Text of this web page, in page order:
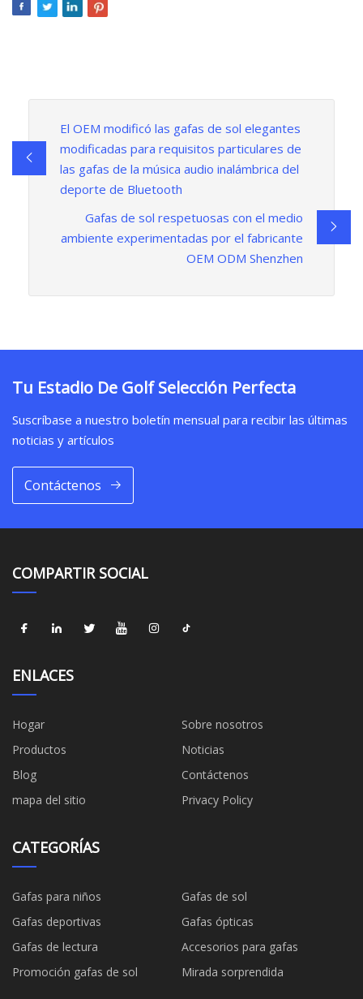
El OEM modificó las gafas de sol elegantes
modificadas para requisitos particulares de
las gafas de la música audio inalámbrica del
deporte de Bluetooth
Gafas de sol respetuosas con el medio
ambiente experimentadas por el fabricante
OEM ODM Shenzhen
Tu Estadio De Golf Selección Perfecta
Suscríbase a nuestro boletín mensual para recibir las últimas
noticias y artículos
Contáctenos
COMPARTIR SOCIAL
ENLACES
Hogar
Sobre nosotros
Productos
Noticias
Blog
Contáctenos
mapa del sitio
Privacy Policy
CATEGORÍAS
Gafas para niños
Gafas de sol
Gafas deportivas
Gafas ópticas
Gafas de lectura
Accesorios para gafas
Promoción gafas de sol
Mirada sorprendida